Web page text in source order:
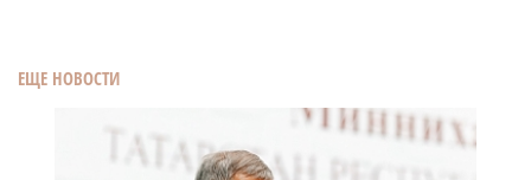
ЕЩЕ НОВОСТИ